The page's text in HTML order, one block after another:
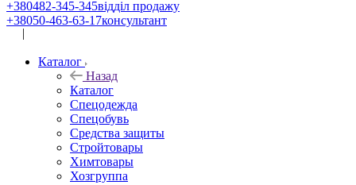
+380482-345-345відділ продажу
+38050-463-63-17консультант
|
Каталог
Назад
Каталог
Спецодежда
Спецобувь
Средства защиты
Стройтовары
Химтовары
Хозгруппа